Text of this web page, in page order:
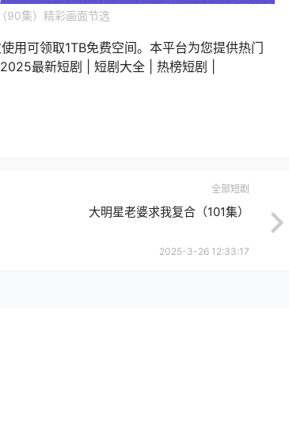
90集）精彩画面节选
用可领取1TB免费空间。本平台为您提供热门
最新短剧 | 短剧大全 | 热榜短剧 |
全部短剧
大明星老婆求我复合（101集）
2025-3-26 12:33:17